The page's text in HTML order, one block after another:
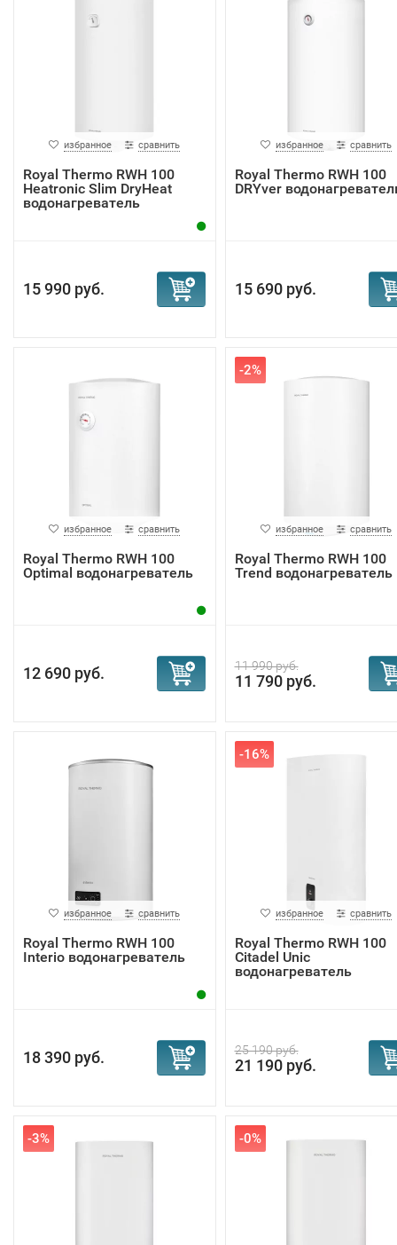
избранное сравнить
Royal Thermo RWH 100
Heatronic Slim DryHeat
водонагреватель
15 990 руб.
избранное сравнить
Royal Thermo RWH 100
DRYver
15 690 руб.
избранное сравнить
Royal Thermo RWH 100
Optimal водонагреватель
12 690 руб.
-2%
избранное сравнить
Royal Thermo RWH 100
Trend водонагреватель
11 990 руб.
11 790 руб.
избранное сравнить
Royal Thermo RWH 100
Interio водонагреватель
18 390 руб.
-16%
избранное сравнить
Royal Thermo RWH 100
Citadel Unic
водонагреватель
25 190 руб.
21 190 руб.
-3% -0%